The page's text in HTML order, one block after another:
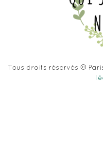
Tous droits réservés ©